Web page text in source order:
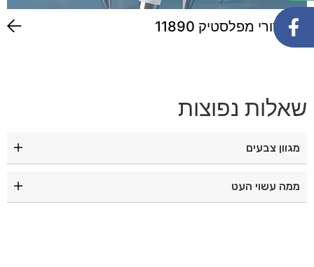
עט גדורי מפלסטיק 11890
שאלות נפוצות
מגוון צבעים
ממה עשוי העט